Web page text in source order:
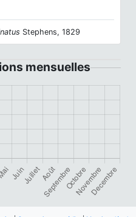
Stephens, 1829
mensuelles